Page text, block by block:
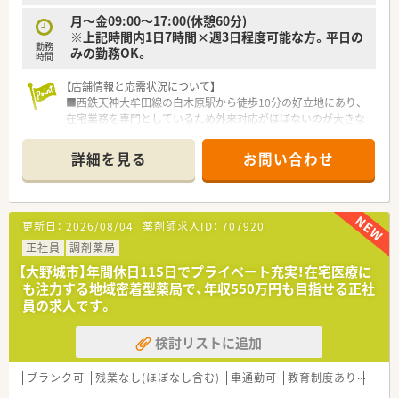
勤務
時間
月～金09:00～17:00(休憩60分)
※上記時間内1日7時間×週3日程度可能な方。平日の
みの勤務OK。
【店舗情報と応需状況について】
■西鉄天神大牟田線の白木原駅から徒歩10分の好立地にあり、
在宅業務を専門としているため外来対応がほぼないのが大きな
■処方箋は13施設・約400名分を応需しており、薬剤師は正社員2
名とパート3名、事務も8名在籍する非常に活気ある大型店舗で
す。
■施設調剤がメインの環境ですが、近隣の春日エリアを中心に平
均移動時間15分前後の範囲で計画的な訪問業務を行っておりま
す。
【法人特徴について】
■2021年に東証グロース市場へ上場を果たしており、福岡県内
を拠点に全国63店舗を展開する安定した経営基盤を持つ法人で
す。
■超高齢化社会において必須となる在宅医療に特化し、自社開発
の専用システムを導入することで現場の業務負荷軽減を実現し
ています。
■「24時間365日、自宅で安心して過ごせる社会」を目指し、オン
詳細を見る お問い合わせ
更新日： 2026/08/04 薬剤師求人ID： 707920
正社員
調剤薬局
【大野城市】年間休日115日でプライベート充実！在宅医療に
も注力する地域密着型薬局で、年収550万円も目指せる正社
員の求人です。
検討リストに追加
ブランク可 残業なし(ほぼなし含む) 車通勤可 教育制度あり